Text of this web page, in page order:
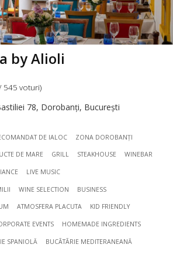
by Alioli
545 voturi)
78, Dorobanți, București
DE IALOC ZONA DOROBANȚI
DE MARE GRILL STEAKHOUSE WINEBAR
LIVE MUSIC
WINE SELECTION BUSINESS
ATMOSFERA PLACUTA KID FRIENDLY
EVENTS HOMEMADE INGREDIENTS
SPANIOLĂ BUCÃTÃRIE MEDITERANEANĂ